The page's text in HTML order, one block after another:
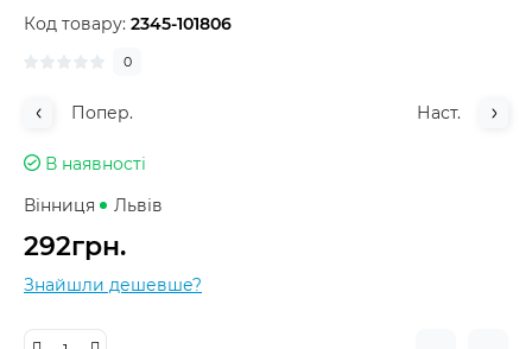
Код товару: 2345-101806
0
Попер. Наст.
В наявності
Вінниця
Львів
292грн.
Знайшли дешевше?